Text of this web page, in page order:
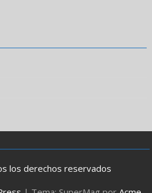
los derechos reservados